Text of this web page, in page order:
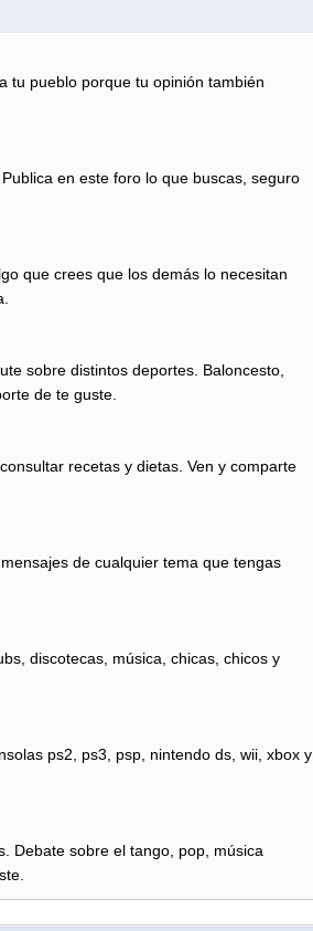
tu pueblo porque tu opinión también
en este foro lo que buscas, seguro
que crees que los demás lo necesitan
sobre distintos deportes. Baloncesto,
de te guste.
recetas y dietas. Ven y comparte
de cualquier tema que tengas
discotecas, música, chicas, chicos y
ps2, ps3, psp, nintendo ds, wii, xbox y
Debate sobre el tango, pop, música